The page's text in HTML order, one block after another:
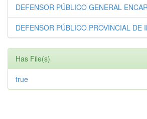
DEFENSOR PÚBLICO GENERAL
DEFENSOR PÚBLICO PROVINCIAL DE
Has File(s)
true